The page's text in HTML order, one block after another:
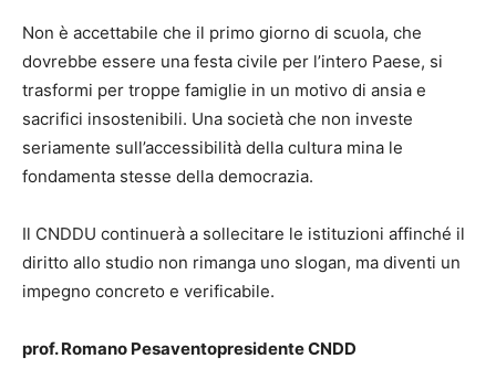
Non è accettabile che il primo giorno di scuola, che
dovrebbe essere una festa civile per l’intero Paese, si
trasformi per troppe famiglie in un motivo di ansia e
sacrifici insostenibili. Una società che non investe
seriamente sull’accessibilità della cultura mina le
fondamenta stesse della democrazia.
Il CNDDU continuerà a sollecitare le istituzioni affinché il
diritto allo studio non rimanga uno slogan, ma diventi un
impegno concreto e verificabile.
prof. Romano Pesaventopresidente CNDD